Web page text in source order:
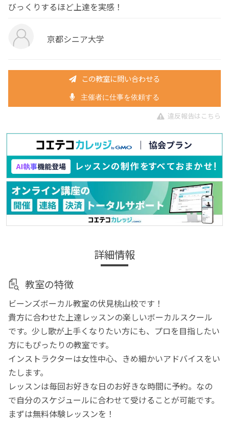
びっくりするほど上達を実感！
京都シニア大学
この教室に問い合わせる
主催者に仕事を依頼する
違反報告はこちら
詳細情報
教室の特徴
ビーンズボーカル教室の伏見桃山校です！
貴方に合わせた上達レッスンの楽しいボーカルスクール
です。少し歌が上手くなりたい方にも、プロを目指したい
方にもぴったりの教室です。
インストラクターは女性中心、きめ細かいアドバイスをい
たします。
レッスンは毎回お好きな日のお好きな時間に予約。なの
で自分のスケジュールに合わせて受けることが可能です。
まずは無料体験レッスンを！